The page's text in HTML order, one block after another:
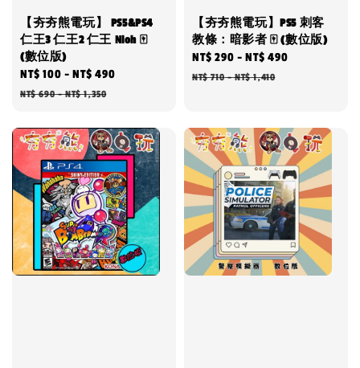
【夯夯熊電玩】 PS5&PS4
仁王3 仁王2 仁王 Nioh 🀄
(數位版)
Sale
price
NT$ 100 -NT$ 490
NT$ 690-NT$ 1,350
【夯夯熊電玩】PS5 刺客
教條：暗影者 🀄 (數位版)
Sale
price
NT$ 290 -NT$ 490
NT$ 710-NT$ 1,410